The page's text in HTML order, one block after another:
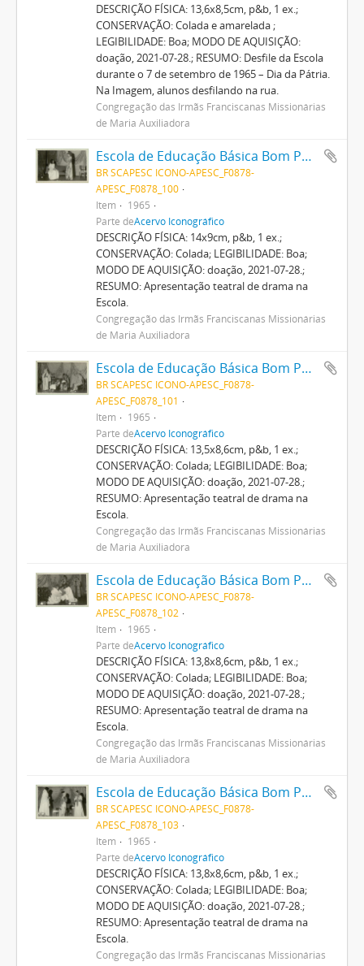
DESCRIÇÃO FÍSICA: 13,6x8,5cm, p&b, 1 ex.;
CONSERVAÇÃO: Colada e amarelada ;
LEGIBILIDADE: Boa; MODO DE AQUISIÇÃO:
doação, 2021-07-28.; RESUMO: Desfile da Escola
durante o 7 de setembro de 1965 – Dia da Pátria.
Na Imagem, alunos desfilando na rua.
Congregação das Irmãs Franciscanas Missionárias
de Maria Auxiliadora
Escola de Educação Básica Bom Pastor
BR SCAPESC ICONO-APESC_F0878-
APESC_F0878_100
Item
1965
Parte deAcervo Iconográfico
DESCRIÇÃO FÍSICA: 14x9cm, p&b, 1 ex.;
CONSERVAÇÃO: Colada; LEGIBILIDADE: Boa;
MODO DE AQUISIÇÃO: doação, 2021-07-28.;
RESUMO: Apresentação teatral de drama na
Escola.
Congregação das Irmãs Franciscanas Missionárias
de Maria Auxiliadora
Escola de Educação Básica Bom Pastor
BR SCAPESC ICONO-APESC_F0878-
APESC_F0878_101
Item
1965
Parte deAcervo Iconográfico
DESCRIÇÃO FÍSICA: 13,5x8,6cm, p&b, 1 ex.;
CONSERVAÇÃO: Colada; LEGIBILIDADE: Boa;
MODO DE AQUISIÇÃO: doação, 2021-07-28.;
RESUMO: Apresentação teatral de drama na
Escola.
Congregação das Irmãs Franciscanas Missionárias
de Maria Auxiliadora
Escola de Educação Básica Bom Pastor
BR SCAPESC ICONO-APESC_F0878-
APESC_F0878_102
Item
1965
Parte deAcervo Iconográfico
DESCRIÇÃO FÍSICA: 13,8x8,6cm, p&b, 1 ex.;
CONSERVAÇÃO: Colada; LEGIBILIDADE: Boa;
MODO DE AQUISIÇÃO: doação, 2021-07-28.;
RESUMO: Apresentação teatral de drama na
Escola.
Congregação das Irmãs Franciscanas Missionárias
de Maria Auxiliadora
Escola de Educação Básica Bom Pastor
BR SCAPESC ICONO-APESC_F0878-
APESC_F0878_103
Item
1965
Parte deAcervo Iconográfico
DESCRIÇÃO FÍSICA: 13,8x8,6cm, p&b, 1 ex.;
CONSERVAÇÃO: Colada; LEGIBILIDADE: Boa;
MODO DE AQUISIÇÃO: doação, 2021-07-28.;
RESUMO: Apresentação teatral de drama na
Escola.
Congregação das Irmãs Franciscanas Missionárias